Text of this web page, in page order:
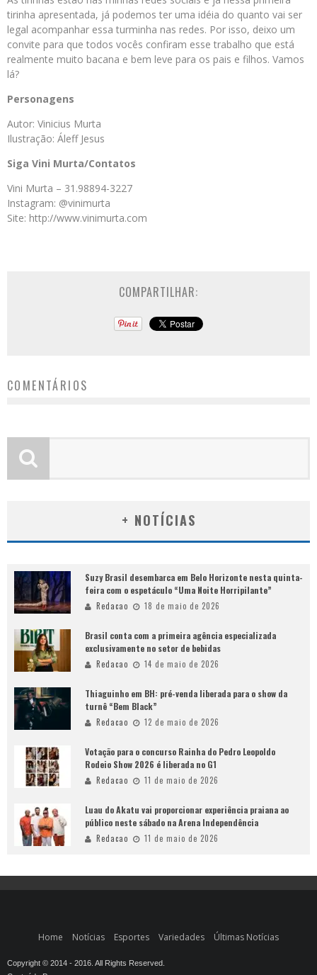
tirinha apresentada, já podemos ter uma idéia do quanto vai ser
legal acompanhar essa turminha nas redes. Por isso, deixo um
convite para que todos vocês confiram esse trabalho que está
realmente muito bacana e bem leve para os pais e filhos. Vamos
lá?
Personagens
Autor: Vinicius Murta
Ilustração: Áleff Jesus
Siga Vini Murta/Contatos
Vini Murta – 31.98894-3227
Instagram: @vinimurta
Site: http://www.vinimurta.com
COMPARTILHAR:
COMENTÁRIOS
+ NOTÍCIAS
Suzy Brasil desembarca em Belo Horizonte nesta quinta-
feira com o espetáculo “Uma Noite Horripilante”
Redacao 18 de maio de 2026
Brasil conta com a primeira agência especializada
exclusivamente no setor de bebidas
Redacao 14 de maio de 2026
Thiaguinho em BH: pré-venda liberada para o show da
turnê “Bem Black”
Redacao 12 de maio de 2026
Votação para o concurso Rainha do Pedro Leopoldo
Rodeio Show 2026 é liberada no G1
Redacao 11 de maio de 2026
Luau do Akatu vai proporcionar experiência praiana ao
público neste sábado na Arena Independência
Redacao 11 de maio de 2026
Home Notícias Esportes Variedades Últimas Notícias
Copyright © 2014 - 2016. All Rights Reserved.